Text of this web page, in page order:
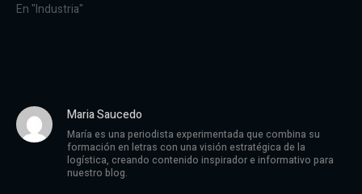
En "Industria"
Maria Saucedo
María es una periodista experimentada que combina su
formación en letras con una visión estratégica de la
logística, creando contenido inspirador e informativo para
nuestro blog.